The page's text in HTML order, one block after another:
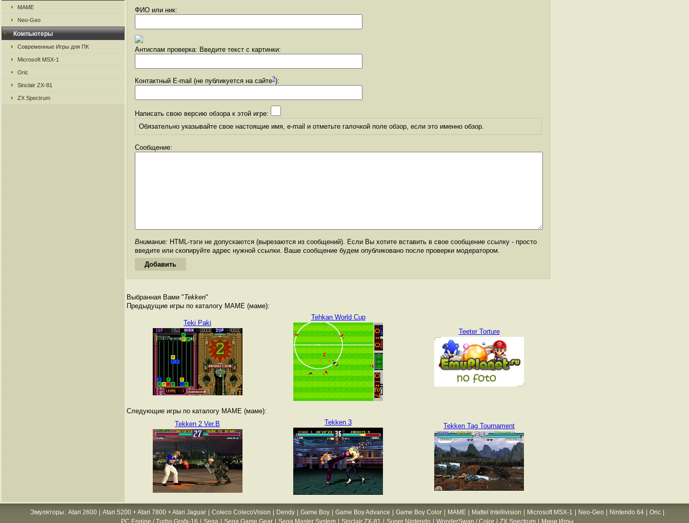
MAME
Neo-Geo
Компьютеры
Современные Игры для ПК
Microsoft MSX-1
Oric
Sinclair ZX-81
ZX Spectrum
ФИО или ник:
Антиспам проверка: Введите текст с картинки:
Контактный E-mail (не публикуется на сайте?):
Написать свою версию обзора к этой игре:
Обязательно указывайте свое настоящие имя, e-mail и отметьте галочкой поле обзор, если это именно обзор.
Сообщение:
Внимание: HTML-тэги не допускаются (вырезаются из сообщений). Если Вы хотите вставить в свое сообщение ссылку - просто
введите или скопируйте адрес нужной ссылки. Ваше сообщение будем опубликовано после проверки модератором.
Выбранная Вами "Tekken"
Предыдущие игры по каталогу MAME (маме):
Teki Paki
Tehkan World Cup
Teeter Torture
Следующие игры по каталогу MAME (маме):
Tekken 2 Ver.B
Tekken 3 Tekken Tag Tournament
Эмуляторы : Atari 2600 Atari 5200 + Atari 7800 + Atari Jaguar Coleco ColecoVision Dendy Game Boy Game Boy Advance Game Boy Color MAME Mattel Intellivision Microsoft MSX-1 Neo-Geo Nintendo 64 Oric
PC Engine / Turbo Grafx-16
Sega Sega Game Gear Sega Master System Sinclair ZX-81 Super Nintendo WonderSwan / Color ZX Spectrum Мини Игры